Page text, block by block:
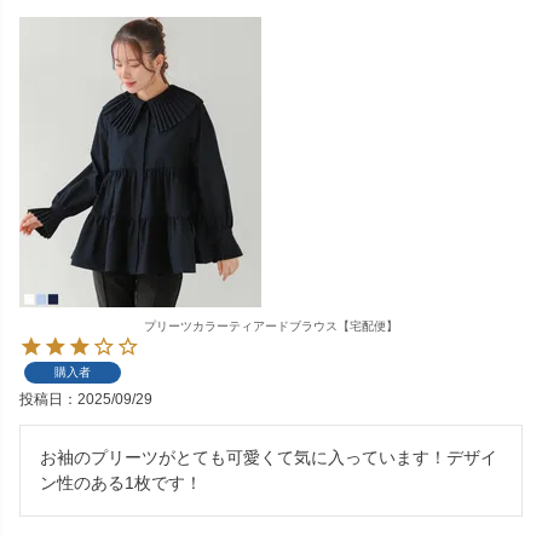
プリーツカラーティアードブラウス【宅配便】
購入者
投稿日 2025/09/29
お袖のプリーツがとても可愛くて気に入っています！デザイ
ン性のある1枚です！